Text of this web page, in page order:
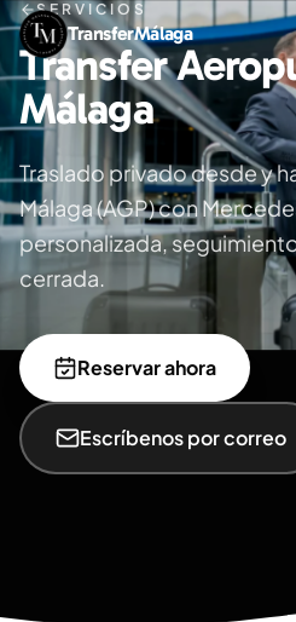
TransferMálaga
SERVICIOS
Transfer
Málaga
Traslado privado desde y
Málaga (AGP) con
personalizada,
cerrada.
Reservar ahora
Escríbenos por correo